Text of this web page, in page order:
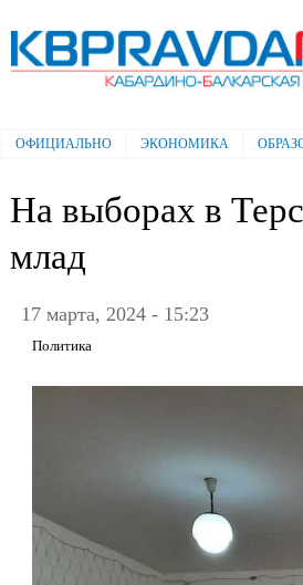
Электронная газета "Кабардино-
Балкарская правда"
Главное меню
ОФИЦИАЛЬНО ЭКОНОМИКА
На выборах в
млад
17 марта, 2024 - 15:23
Политика